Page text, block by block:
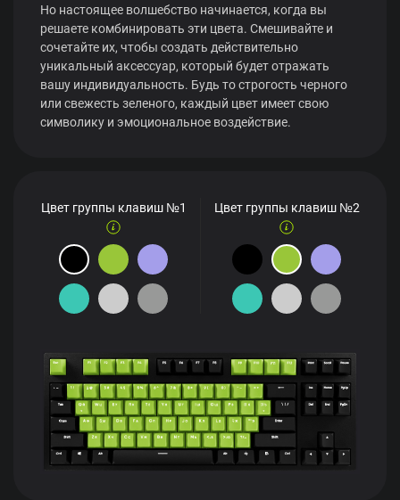
Но настоящее волшебство начинается, когда вы
решаете комбинировать эти цвета. Смешивайте и
сочетайте их, чтобы создать действительно
уникальный аксессуар, который будет отражать
вашу индивидуальность. Будь то строгость черного
или свежесть зеленого, каждый цвет имеет свою
символику и эмоциональное воздействие.
Цвет группы клавиш №1 Цвет группы клавиш №2